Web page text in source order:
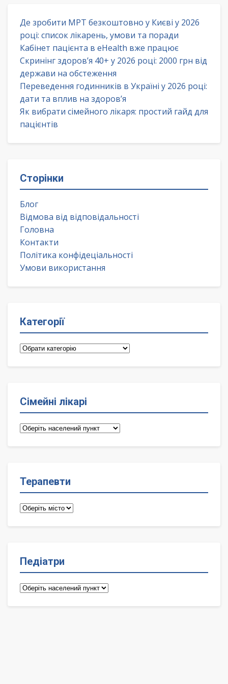
Де зробити МРТ безкоштовно у Києві у 2026
році: список лікарень, умови та поради
Кабінет пацієнта в eHealth вже працює
Скринінг здоров’я 40+ у 2026 році: 2000 грн від
держави на обстеження
Переведення годинників в Україні у 2026 році:
дати та вплив на здоров’я
Як вибрати сімейного лікаря: простий гайд для
пацієнтів
Сторінки
Блог
Відмова від відповідальності
Головна
Контакти
Політика конфідеціальності
Умови використання
Категорії
Категорії
Сімейні лікарі
Сімейні
Терапевти
Терапевти
Педіатри
Педіатри